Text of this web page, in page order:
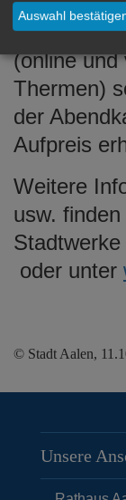
(online und
Thermen)
der
Aufpreis
Weitere
usw.
Stadtwerke
oder unter
© Stadt Aalen,
Unsere
Auswahl